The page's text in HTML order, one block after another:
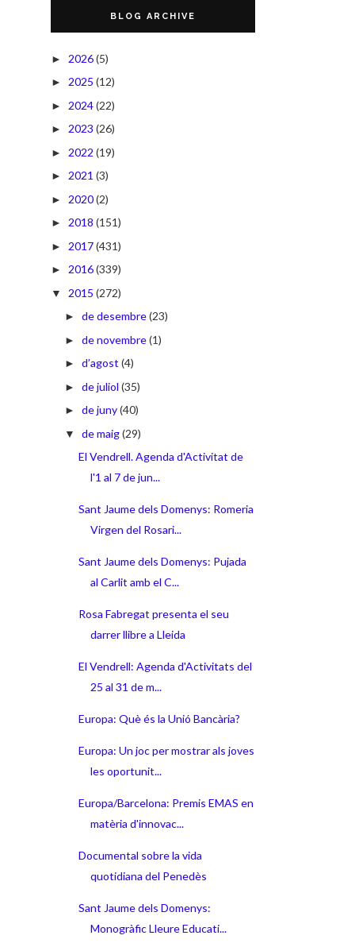
BLOG ARCHIVE
► 2026(5)
► 2025 (12)
► 2024(22)
► 2023 (26)
► 2022 (19)
► 2021 (3)
► 2020(2)
► 2018 (151)
► 2017(431)
► 2016(339)
▼ 2015 (272)
► de desembre(23)
► de novembre(1)
► d’agost (4)
► de juliol (35)
► de juny(40)
▼ de maig(29)
El Vendrell. Agenda d'Activitat de
l'1 al 7 de jun...
Sant Jaume dels Domenys: Romeria
Virgen del Rosari...
Sant Jaume dels Domenys: Pujada
al Carlit amb el C...
Rosa Fabregat presenta el seu
darrer llibre a Lleida
El Vendrell: Agenda d'Activitats del
25 al 31 de m...
Europa: Què és la Unió Bancària?
Europa: Un joc per mostrar als joves
les oportunit...
Europa/Barcelona: Premis EMAS en
matèria d'innovac...
Documental sobre la vida
quotidiana del Penedès
Sant Jaume dels Domenys:
Monogràfic Lleure Educati...